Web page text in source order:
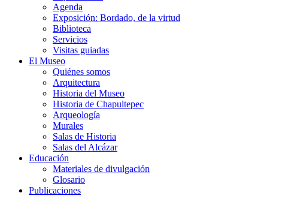
Agenda
Exposición: Bordado, de la virtud
Biblioteca
Servicios
Visitas guiadas
El Museo
Quiénes somos
Arquitectura
Historia del Museo
Historia de Chapultepec
Arqueología
Murales
Salas de Historia
Salas del Alcázar
Educación
Materiales de divulgación
Glosario
Publicaciones